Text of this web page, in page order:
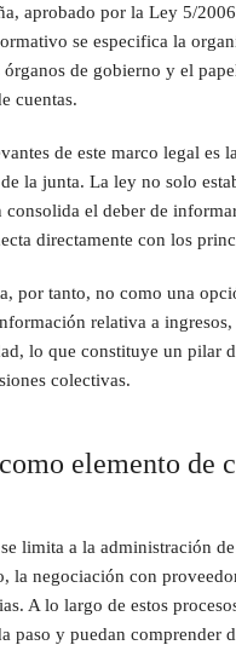
aprobado por la Ley 5/
se especifica la
de gobierno y el
cuentas.
de este marco legal es
la junta. La ley no solo
el deber de
directamente con los
por tanto, no como una
relativa a
lo que constituye un pilar
colectivas.
elemento de
limita a la administración
la negociación con
A lo largo de estos
paso y puedan comprender